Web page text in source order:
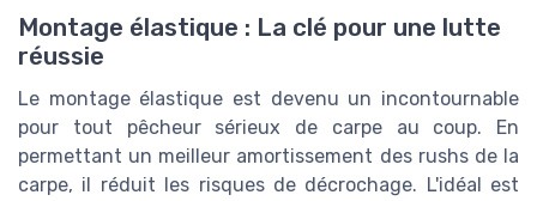
Montage élastique : La clé pour une lutte
réussie
Le montage élastique est devenu un incontournable
pour tout pêcheur sérieux de carpe au coup. En
permettant un meilleur amortissement des rushs de la
carpe, il réduit les risques de décrochage. L'idéal est